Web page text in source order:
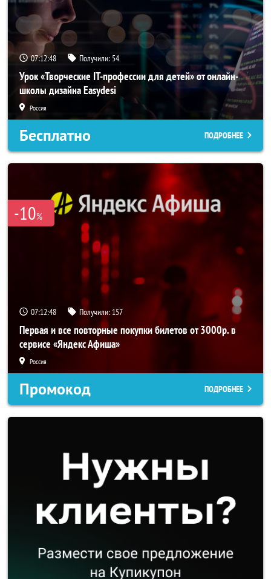
07:12:47 Получили: 54
Урок «Творческие IT-профессии для детей» от онлайн-
школы дизайна Easydesi
Россия
Бесплатно ПОДРОБНЕЕ
-10%
07:12:47 Получили: 157
Первая и все повторные покупки билетов от 3000р. в
сервисе «Яндекс Афиша»
Россия
Промокод ПОДРОБНЕЕ